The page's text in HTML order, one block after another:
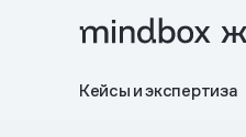
Кейсы и экспертиза